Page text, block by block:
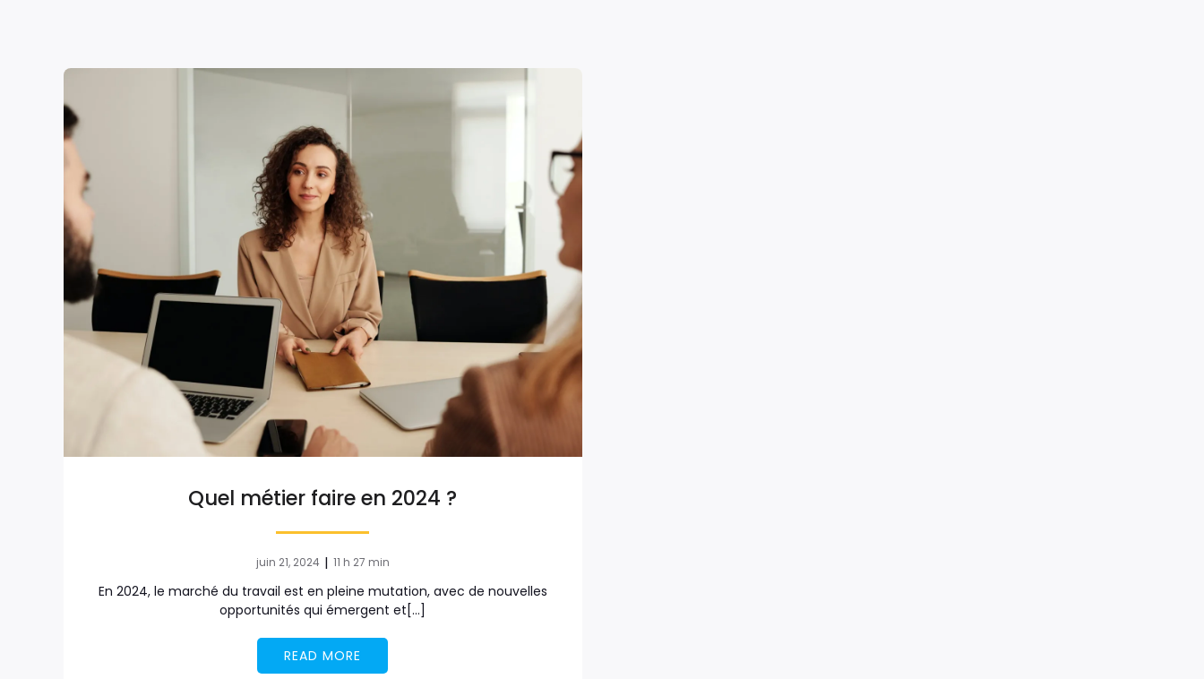
Quel métier faire en 2024 ?
juin 21, 2024 | 11 h 27 min
En 2024, le marché du travail est en pleine mutation, avec de nouvelles
opportunités qui émergent et[…]
READ MORE